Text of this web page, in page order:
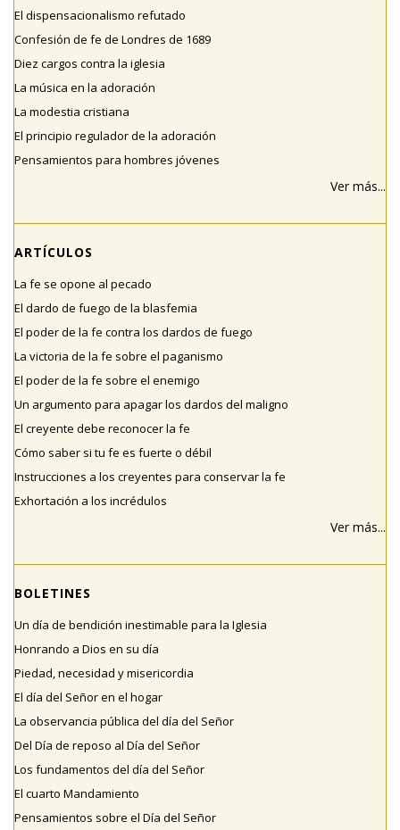
El dispensacionalismo refutado
Confesión de fe de Londres de 1689
Diez cargos contra la iglesia
La música en la adoración
La modestia cristiana
El principio regulador de la adoración
Pensamientos para hombres jóvenes
Ver más...
ARTÍCULOS
La fe se opone al pecado
El dardo de fuego de la blasfemia
El poder de la fe contra los dardos de fuego
La victoria de la fe sobre el paganismo
El poder de la fe sobre el enemigo
Un argumento para apagar los dardos del maligno
El creyente debe reconocer la fe
Cómo saber si tu fe es fuerte o débil
Instrucciones a los creyentes para conservar la fe
Exhortación a los incrédulos
Ver más...
BOLETINES
Un día de bendición inestimable para la Iglesia
Honrando a Dios en su día
Piedad, necesidad y misericordia
El día del Señor en el hogar
La observancia pública del día del Señor
Del Día de reposo al Día del Señor
Los fundamentos del día del Señor
El cuarto Mandamiento
Pensamientos sobre el Día del Señor